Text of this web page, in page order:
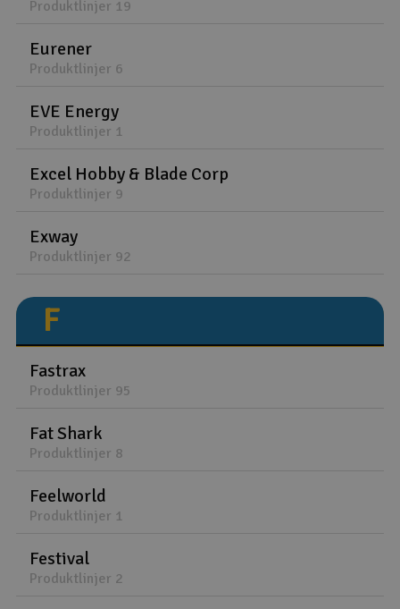
Produktlinjer 19
Eurener
Produktlinjer 6
EVE Energy
Produktlinjer 1
Excel Hobby & Blade Corp
Produktlinjer 9
Exway
Produktlinjer 92
F
Fastrax
Produktlinjer 95
Fat Shark
Produktlinjer 8
Feelworld
Produktlinjer 1
Festival
Produktlinjer 2